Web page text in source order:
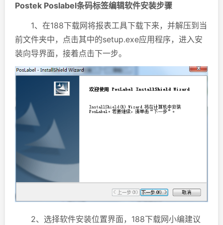
Postek Poslabel条码标签编辑软件安装步骤
1、在188下载网将报表工具下载下来，并解压到当
前文件夹中，点击其中的setup.exe应用程序，进入安
装向导界面，接着点击下一步。
2、选择软件安装位置界面，188下载网小编建议